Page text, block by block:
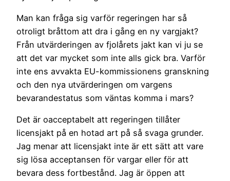
Man kan fråga sig varför regeringen har så
otroligt bråttom att dra i gång en ny vargjakt?
Från utvärderingen av fjolårets jakt kan vi ju se
att det var mycket som inte alls gick bra. Varför
inte ens avvakta EU-kommissionens granskning
och den nya utvärderingen om vargens
bevarandestatus som väntas komma i mars?
Det är oacceptabelt att regeringen tillåter
licensjakt på en hotad art på så svaga grunder.
Jag menar att licensjakt inte är ett sätt att vare
sig lösa acceptansen för vargar eller för att
bevara dess fortbestånd. Jag är öppen att